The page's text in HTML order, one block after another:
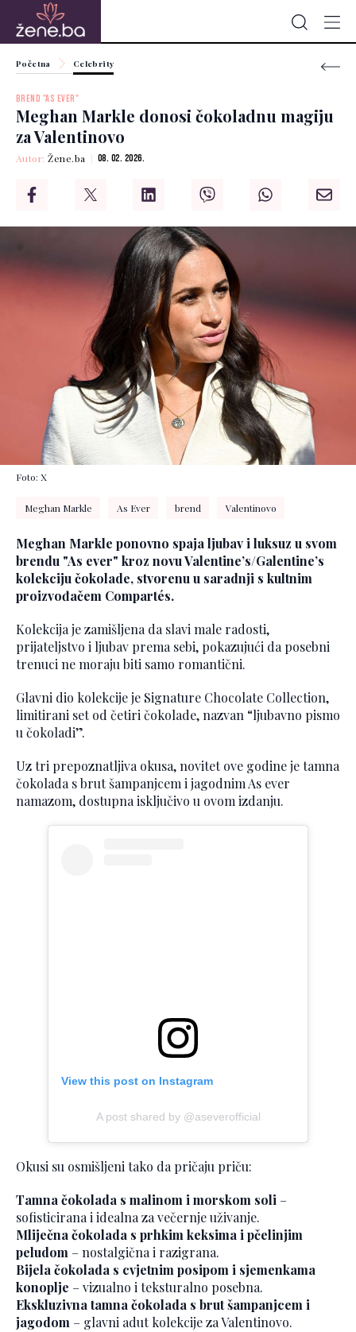
Početna Celebrity
BREND "AS EVER"
Meghan Markle donosi čokoladnu magiju
za Valentinovo
Autor:Žene.ba 08. 02. 2026.
Foto: X
Meghan Markle As Ever brend Valentinovo
Meghan Markle ponovno spaja ljubav i luksuz u svom
brendu "As ever" kroz novu Valentine’s/Galentine’s
kolekciju čokolade, stvorenu u saradnji s kultnim
proizvođačem Compartés.
Kolekcija je zamišljena da slavi male radosti,
prijateljstvo i ljubav prema sebi, pokazujući da posebni
trenuci ne moraju biti samo romantični.
Glavni dio kolekcije je Signature Chocolate Collection,
limitirani set od četiri čokolade, nazvan “ljubavno pismo
u čokoladi”.
Uz tri prepoznatljiva okusa, novitet ove godine je tamna
čokolada s brut šampanjcem i jagodnim As ever
namazom, dostupna isključivo u ovom izdanju.
View this post on Instagram
A post shared by @aseverofficial
Okusi su osmišljeni tako da pričaju priču:
Tamna čokolada s malinom i morskom soli –
sofisticirana i idealna za večernje uživanje.
Mliječna čokolada s prhkim keksima i pčelinjim
peludom – nostalgična i razigrana.
Bijela čokolada s cvjetnim posipom i sjemenkama
konoplje – vizualno i teksturalno posebna.
Ekskluzivna tamna čokolada s brut šampanjcem i
jagodom – glavni adut kolekcije za Valentinovo.